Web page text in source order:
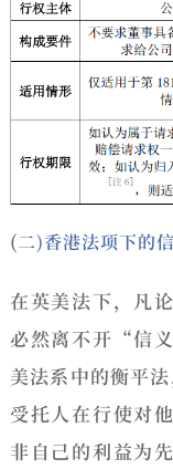
(二)香港法项下的
在英美法下，凡
必然离不开“信
美法系中的衡平
受托人在行使对
非自己的利益为